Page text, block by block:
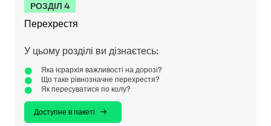
РОЗДІЛ 4
Перехрестя
У цьому розділі ви дізнаєтесь:
Яка ієрархія важливості на дорозі?
Що таке рівнозначне перехрестя?
Як пересуватися по колу?
Доступне в пакеті